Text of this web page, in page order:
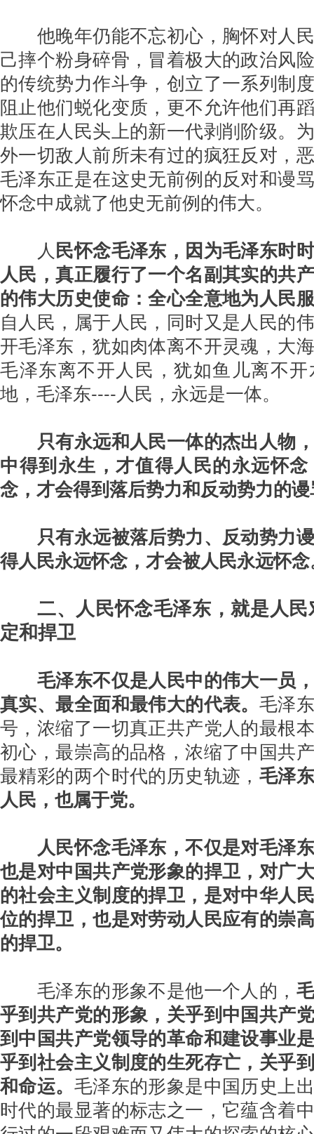
他晚年仍能不忘初心，胸怀对人
己摔个粉身碎骨，冒着极大的政治风
的传统势力作斗争，创立了一系列制
阻止他们蜕化变质，更不允许他们再
欺压在人民头上的新一代剥削阶级。
外一切敌人前所未有过的疯狂反对，
毛泽东正是在这史无前例的反对和谩
怀念中成就了他史无前例的伟大。
人民怀念毛泽东，因为毛泽东时
人民，真正履行了一个名副其实的共
的伟大历史使命：全心全意地为人民
自人民，属于人民，同时又是人民的
开毛泽东，犹如肉体离不开灵魂，大
毛泽东离不开人民，犹如鱼儿离不
地，毛泽东----人民，永远是一体。
只有永远和人民一体的杰出人物
中得到永生，才值得人民的永远怀
念，才会得到落后势力和反动势力的
只有永远被落后势力、反动势力
得人民永远怀念，才会被人民永远怀
二、人民怀念毛泽东，就是人
定和捍卫
毛泽东不仅是人民中的伟大一员
真实、最全面和最伟大的代表。 毛泽
号，浓缩了一切真正共产党人的最根
初心，最崇高的品格，浓缩了中国共
最精彩的两个时代的历史轨迹， 毛泽
人民，也属于党。
人民怀念毛泽东，不仅是对毛泽
也是对中国共产党形象的捍卫，对广
的社会主义制度的捍卫，是对中华人
位的捍卫，也是对劳动人民应有的崇
的捍卫。
毛泽东的形象不是他一个人的，
乎到共产党的形象，关乎到中国共产
到中国共产党领导的革命和建设事业
乎到社会主义制度的生死存亡，关乎
和命运。 毛泽东的形象是中国历史上
时代的最显著的标志之一，它蕴含着